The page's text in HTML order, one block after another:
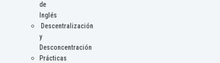
de
Inglés
Descentralización
y
Desconcentración
Prácticas